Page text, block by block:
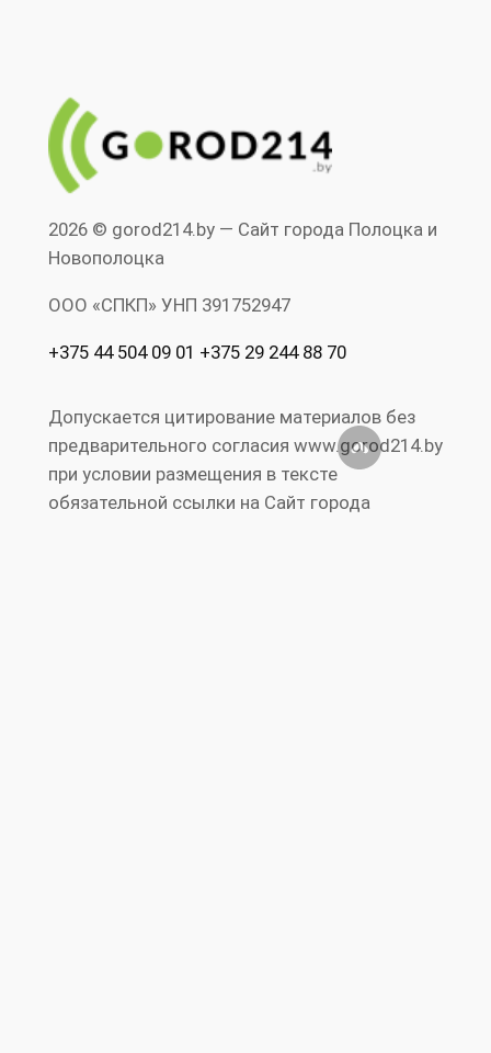
2026 © gorod214.by — Сайт города Полоцка и
Новополоцка
ООО «СПКП» УНП ‎391752947
+375 44 504 09 01 +375 29 244 88 70
Допускается цитирование материалов без
предварительного согласия www.gorod214.by
при условии размещения в тексте
обязательной ссылки на Сайт города